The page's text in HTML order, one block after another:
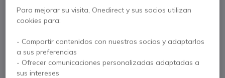
Para mejorar su visita, Onedirect y sus socios utilizan
cookies para:
- Compartir contenidos con nuestros socios y adaptarlos
a sus preferencias
- Ofrecer comunicaciones personalizadas adaptadas a
sus intereses